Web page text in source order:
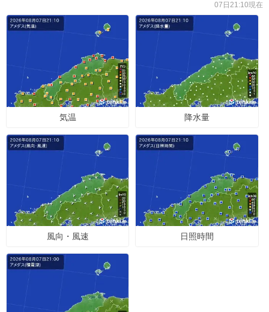
07日21:10現在
気温 降水量
風向・風速 日照時間